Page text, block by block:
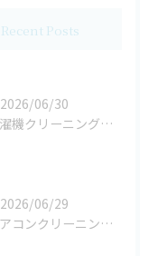
Recent Posts
2026/06/30
洗濯機クリーニングでカビや黒いカスを根本解決する効果的な方法
2026/06/29
エアコンクリーニング費用を徹底比較して賢く業者を選ぶための実践ガイド